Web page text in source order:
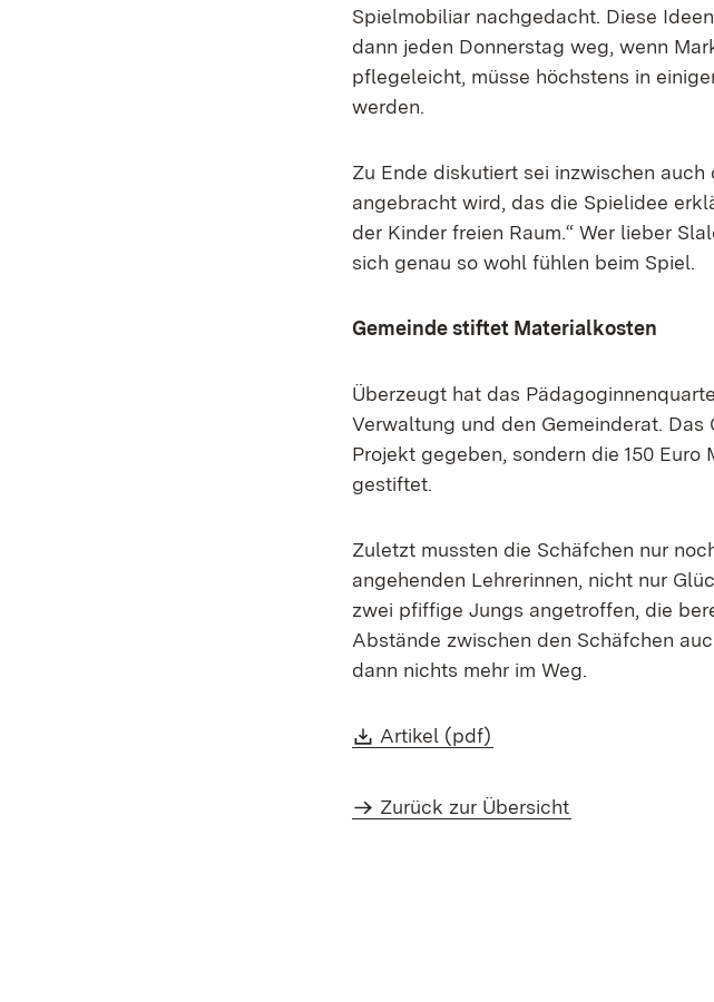
Spielmobiliar nachgedacht. Diese
dann jeden Donnerstag weg, wenn
pflegeleicht, müsse höchstens in
werden.
Zu Ende diskutiert sei inzwischen
angebracht wird, das die Spielidee
der Kinder freien Raum.“ Wer lieber
sich genau so wohl fühlen beim Spiel.
Gemeinde stiftet Materialkosten
Überzeugt hat das
Verwaltung und den Gemeinderat.
Projekt gegeben, sondern die 150
gestiftet.
Zuletzt mussten die Schäfchen nur
angehenden Lehrerinnen, nicht nur
zwei pfiffige Jungs angetroffen, die
Abstände zwischen den Schäfchen
dann nichts mehr im Weg.
Download:
Artikel (pdf)
Zurück zur Übersicht